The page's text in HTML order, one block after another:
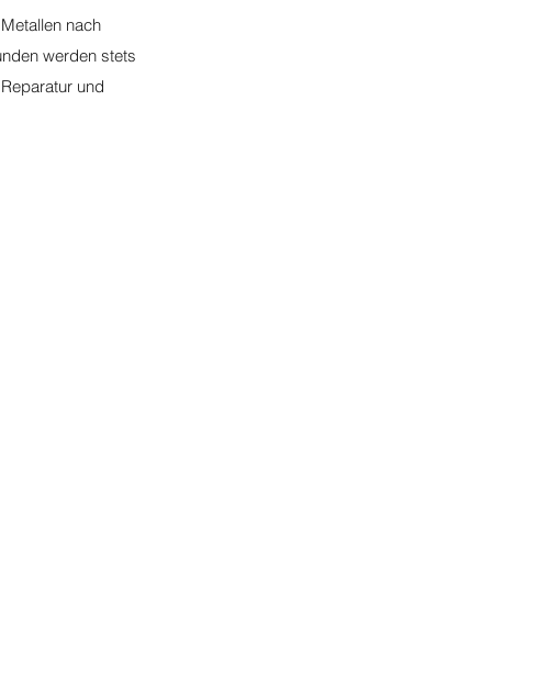
nach
werden stets
und